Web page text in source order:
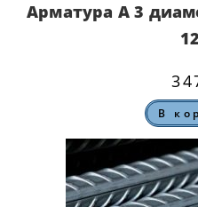
Арматура А 3
В